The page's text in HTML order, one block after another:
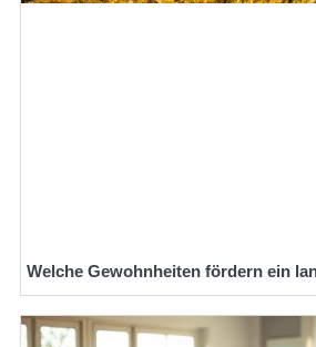
Welche Gewohnheiten fördern ein